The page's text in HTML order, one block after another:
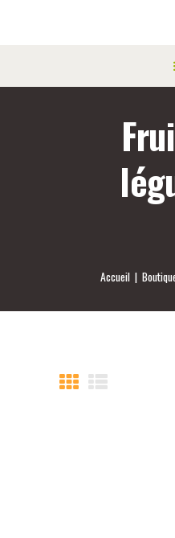
Accueil